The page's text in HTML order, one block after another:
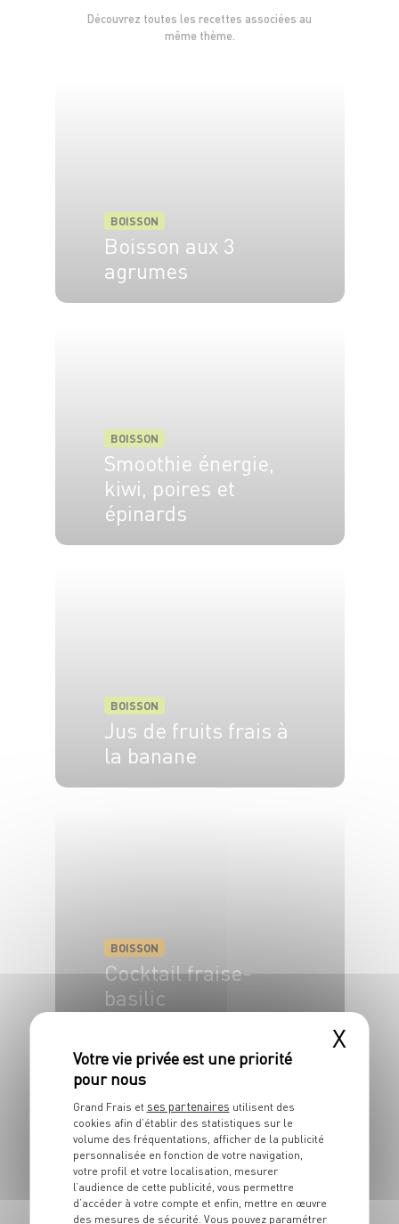
Découvrez toutes les recettes associées au
même thème.
BOISSON
Boisson aux 3
agrumes
BOISSON
Smoothie énergie,
kiwi, poires et
épinards
BOISSON
Jus de fruits frais à
la banane
BOISSON
Cocktail fraise-
basilic
BOISSON
X
Grand Frais et ses partenaires utilisent des
cookies afin d’établir des statistiques sur le
volume des fréquentations, afficher de la publicité
personnalisée en fonction de votre navigation,
votre profil et votre localisation, mesurer
l’audience de cette publicité, vous permettre
d’accéder à votre compte et enfin, mettre en œuvre
des mesures de sécurité. Vous pouvez paramétrer